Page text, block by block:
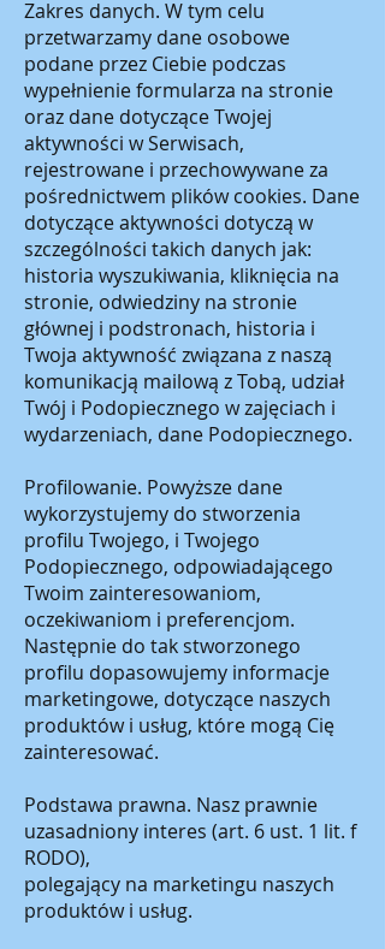
Zakres danych. W tym celu
przetwarzamy dane osobowe
podane przez Ciebie podczas
wypełnienie formularza na stronie
oraz dane dotyczące Twojej
aktywności w Serwisach,
rejestrowane i przechowywane za
pośrednictwem plików cookies. Dane
dotyczące aktywności dotyczą w
szczególności takich danych jak:
historia wyszukiwania, kliknięcia na
stronie, odwiedziny na stronie
głównej i podstronach, historia i
Twoja aktywność związana z naszą
komunikacją mailową z Tobą, udział
Twój i Podopiecznego w zajęciach i
wydarzeniach, dane Podopiecznego.
Profilowanie. Powyższe dane
wykorzystujemy do stworzenia
profilu Twojego, i Twojego
Podopiecznego, odpowiadającego
Twoim zainteresowaniom,
oczekiwaniom i preferencjom.
Następnie do tak stworzonego
profilu dopasowujemy informacje
marketingowe, dotyczące naszych
produktów i usług, które mogą Cię
zainteresować.
Podstawa prawna. Nasz prawnie
uzasadniony interes (art. 6 ust. 1 lit. f
RODO),
polegający na marketingu naszych
produktów i usług.